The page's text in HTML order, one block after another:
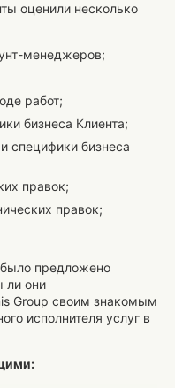
оценили несколько
менеджеров;
работ;
бизнеса Клиента;
специфики бизнеса
правок;
правок;
предложено
ли они
Group своим знакомым
исполнителя услуг в